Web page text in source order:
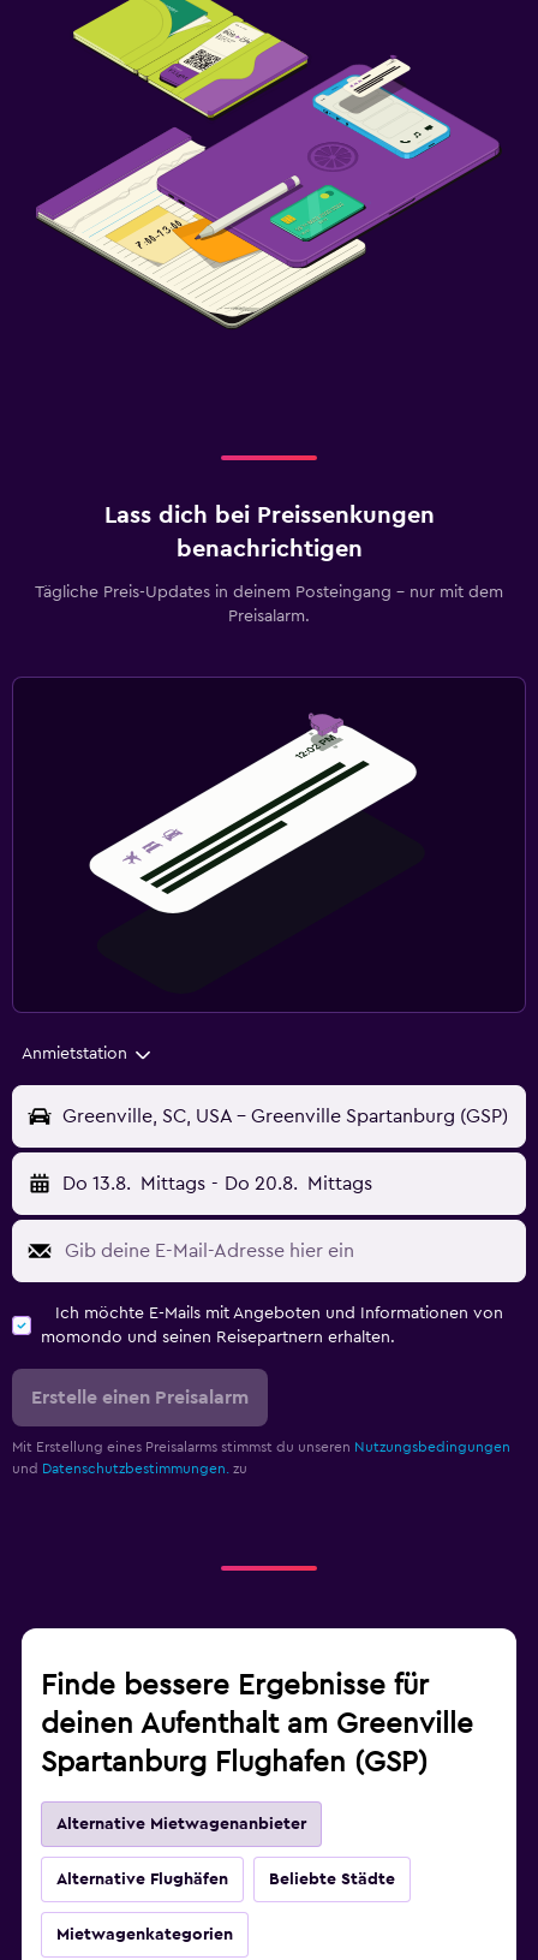
Lass dich bei Preissenkungen
benachrichtigen
Tägliche Preis-Updates in deinem Posteingang – nur mit dem
Preisalarm.
Anmietstation
Greenville, SC, USA - Greenville Spartanburg (GSP)
Do 13.8. Mittags - Do 20.8. Mittags
Ich möchte E-Mails mit Angeboten und Informationen von
momondo und seinen Reisepartnern erhalten.
Erstelle einen Preisalarm
Mit Erstellung eines Preisalarms stimmst du unseren Nutzungsbedingungen
und Datenschutzbestimmungen. zu
Finde bessere Ergebnisse für
deinen Aufenthalt am Greenville
Spartanburg Flughafen (GSP)
Alternative Mietwagenanbieter
Alternative Flughäfen Beliebte Städte
Mietwagenkategorien